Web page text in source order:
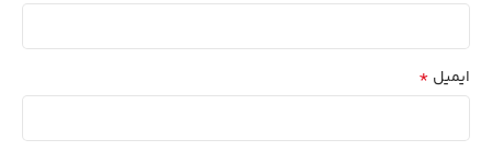
ایمیل *